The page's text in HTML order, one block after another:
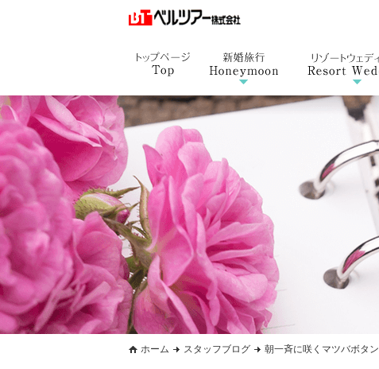
ホーム スタッフブログ 朝一斉に咲くマツバボタン